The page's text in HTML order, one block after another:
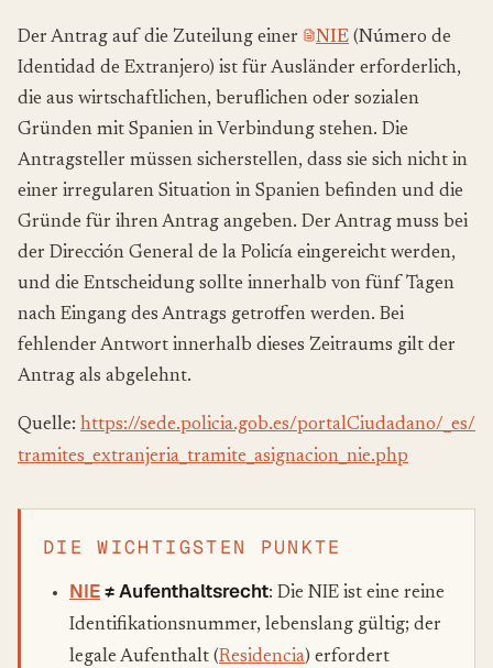
Der Antrag auf die Zuteilung einer NIE (Número de
Identidad de Extranjero) ist für Ausländer erforderlich,
die aus wirtschaftlichen, beruflichen oder sozialen
Gründen mit Spanien in Verbindung stehen. Die
Antragsteller müssen sicherstellen, dass sie sich nicht in
einer irregularen Situation in Spanien befinden und die
Gründe für ihren Antrag angeben. Der Antrag muss bei
der Dirección General de la Policía eingereicht werden,
und die Entscheidung sollte innerhalb von fünf Tagen
nach Eingang des Antrags getroffen werden. Bei
fehlender Antwort innerhalb dieses Zeitraums gilt der
Antrag als abgelehnt.
Quelle: https://sede.policia.gob.es/portalCiudadano/_es/
tramites_extranjeria_tramite_asignacion_nie.php
DIE WICHTIGSTEN PUNKTE
NIE≠ Aufenthaltsrecht: Die NIE ist eine reine
Identifikationsnummer, lebenslang gültig; der
legale Aufenthalt (Residencia) erfordert